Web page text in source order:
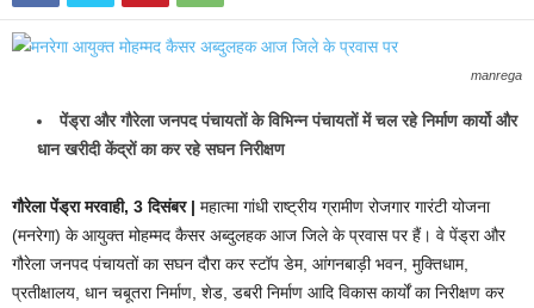
manrega
पेंड्रा और गौरेला जनपद पंचायतों के विभिन्न पंचायतों में चल रहे निर्माण कार्यो और
धान खरीदी केंद्रों का कर रहे सघन निरीक्षण
गौरेला पेंड्रा मरवाही, 3 दिसंबर | महात्मा गांधी राष्ट्रीय ग्रामीण रोजगार गारंटी योजना
(मनरेगा) के आयुक्त मोहम्मद कैसर अब्दुलहक आज जिले के प्रवास पर हैं। वे पेंड्रा और
गौरेला जनपद पंचायतों का सघन दौरा कर स्टॉप डेम, आंगनबाड़ी भवन, मुक्तिधाम,
प्रतीक्षालय, धान चबूतरा निर्माण, शेड, डबरी निर्माण आदि विकास कार्यों का निरीक्षण कर